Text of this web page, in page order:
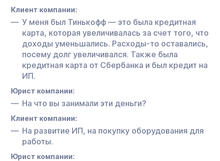
Клиент компании:
У меня был Тинькофф — это была кредитная
карта, которая увеличивалась за счет того, что
доходы уменьшались. Расходы-то оставались,
посему долг увеличивался. Также была
кредитная карта от Сбербанка и был кредит на
ИП.
Юрист компании:
На что вы занимали эти деньги?
Клиент компании:
На развитие ИП, на покупку оборудования для
работы.
Юрист компании: